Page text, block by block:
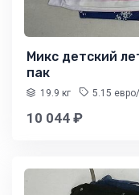
Микс детский
пак
19.9 кг 5.15
10 044 ₽